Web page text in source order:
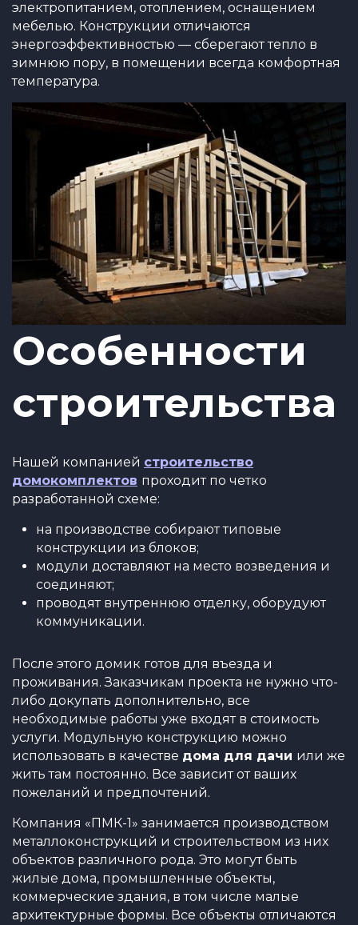
электропитанием, отоплением, оснащением
мебелью. Конструкции отличаются
энергоэффективностью — сберегают тепло в
зимнюю пору, в помещении всегда комфортная
температура.
Особенности
строительства
Нашей компанией строительство
домокомплектов проходит по четко
разработанной схеме:
на производстве собирают типовые
конструкции из блоков;
модули доставляют на место возведения и
соединяют;
проводят внутреннюю отделку, оборудуют
коммуникации.
После этого домик готов для въезда и
проживания. Заказчикам проекта не нужно что-
либо докупать дополнительно, все
необходимые работы уже входят в стоимость
услуги. Модульную конструкцию можно
использовать в качестве дома для дачи или же
жить там постоянно. Все зависит от ваших
пожеланий и предпочтений.
Компания «ПМК-1» занимается производством
металлоконструкций и строительством из них
объектов различного рода. Это могут быть
жилые дома, промышленные объекты,
коммерческие здания, в том числе малые
архитектурные формы. Все объекты отличаются